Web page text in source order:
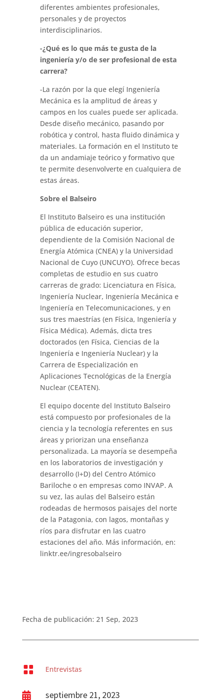
diferentes ambientes profesionales,
personales y de proyectos
interdisciplinarios.
-¿Qué es lo que más te gusta de la
ingeniería y/o de ser profesional de esta
carrera?
-La razón por la que elegí Ingeniería
Mecánica es la amplitud de áreas y
campos en los cuales puede ser aplicada.
Desde diseño mecánico, pasando por
robótica y control, hasta fluido dinámica y
materiales. La formación en el Instituto te
da un andamiaje teórico y formativo que
te permite desenvolverte en cualquiera de
estas áreas.
Sobre el Balseiro
El Instituto Balseiro es una institución
pública de educación superior,
dependiente de la Comisión Nacional de
Energía Atómica (CNEA) y la Universidad
Nacional de Cuyo (UNCUYO). Ofrece becas
completas de estudio en sus cuatro
carreras de grado: Licenciatura en Física,
Ingeniería Nuclear, Ingeniería Mecánica e
Ingeniería en Telecomunicaciones, y en
sus tres maestrías (en Física, Ingeniería y
Física Médica). Además, dicta tres
doctorados (en Física, Ciencias de la
Ingeniería e Ingeniería Nuclear) y la
Carrera de Especialización en
Aplicaciones Tecnológicas de la Energía
Nuclear (CEATEN).
El equipo docente del Instituto Balseiro
está compuesto por profesionales de la
ciencia y la tecnología referentes en sus
áreas y priorizan una enseñanza
personalizada. La mayoría se desempeña
en los laboratorios de investigación y
desarrollo (I+D) del Centro Atómico
Bariloche o en empresas como INVAP. A
su vez, las aulas del Balseiro están
rodeadas de hermosos paisajes del norte
de la Patagonia, con lagos, montañas y
ríos para disfrutar en las cuatro
estaciones del año. Más información, en:
linktr.ee/ingresobalseiro
Fecha de publicación: 21 Sep, 2023
 Entrevistas
 septiembre 21, 2023